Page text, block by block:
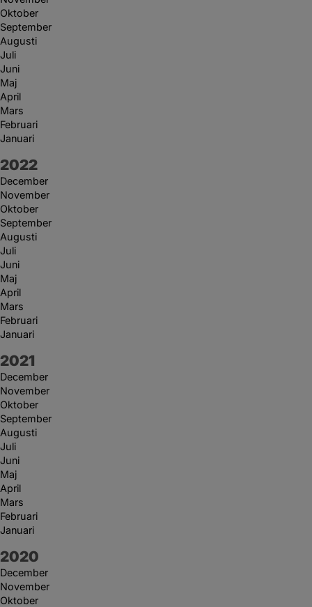
Oktober
September
Augusti
Juli
Juni
Maj
April
Mars
Februari
Januari
År:
2022
December
November
Oktober
September
Augusti
Juli
Juni
Maj
April
Mars
Februari
Januari
År:
2021
December
November
Oktober
September
Augusti
Juli
Juni
Maj
April
Mars
Februari
Januari
År:
2020
December
November
Oktober